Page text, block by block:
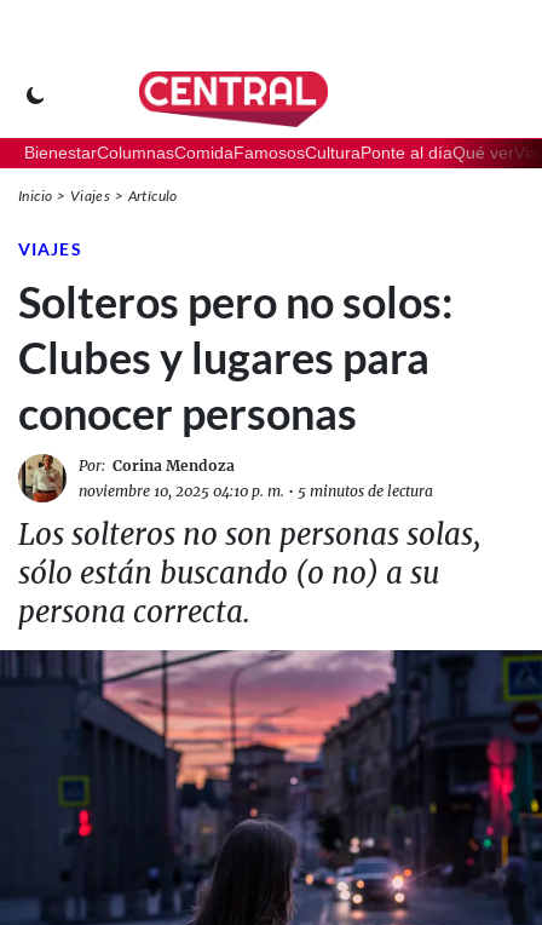
BienestarColumnasComidaFamososCulturaPonte al díaQué ver
Inicio Viajes Artículo
VIAJES
Solteros pero no solos:
Clubes y lugares para
conocer personas
Por: Corina Mendoza
noviembre 10, 2025 04:10 p. m. • 5 minutos de lectura
Los solteros no son personas solas,
sólo están buscando (o no) a su
persona correcta.